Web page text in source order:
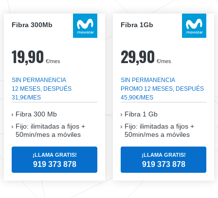
Fibra 300Mb
19,90 €/mes
SIN PERMANENCIA
12 MESES, DESPUÉS
31,9€/MES
Fibra 300 Mb
Fijo: ilimitadas a fijos +
50min/mes a móviles
¡LLAMA GRATIS!
919 373 878
Fibra 1Gb
29,90 €/mes
SIN PERMANENCIA
PROMO 12 MESES, DESPUÉS
45,90€/MES
Fibra 1 Gb
Fijo: ilimitadas a fijos +
50min/mes a móviles
¡LLAMA GRATIS!
919 373 878